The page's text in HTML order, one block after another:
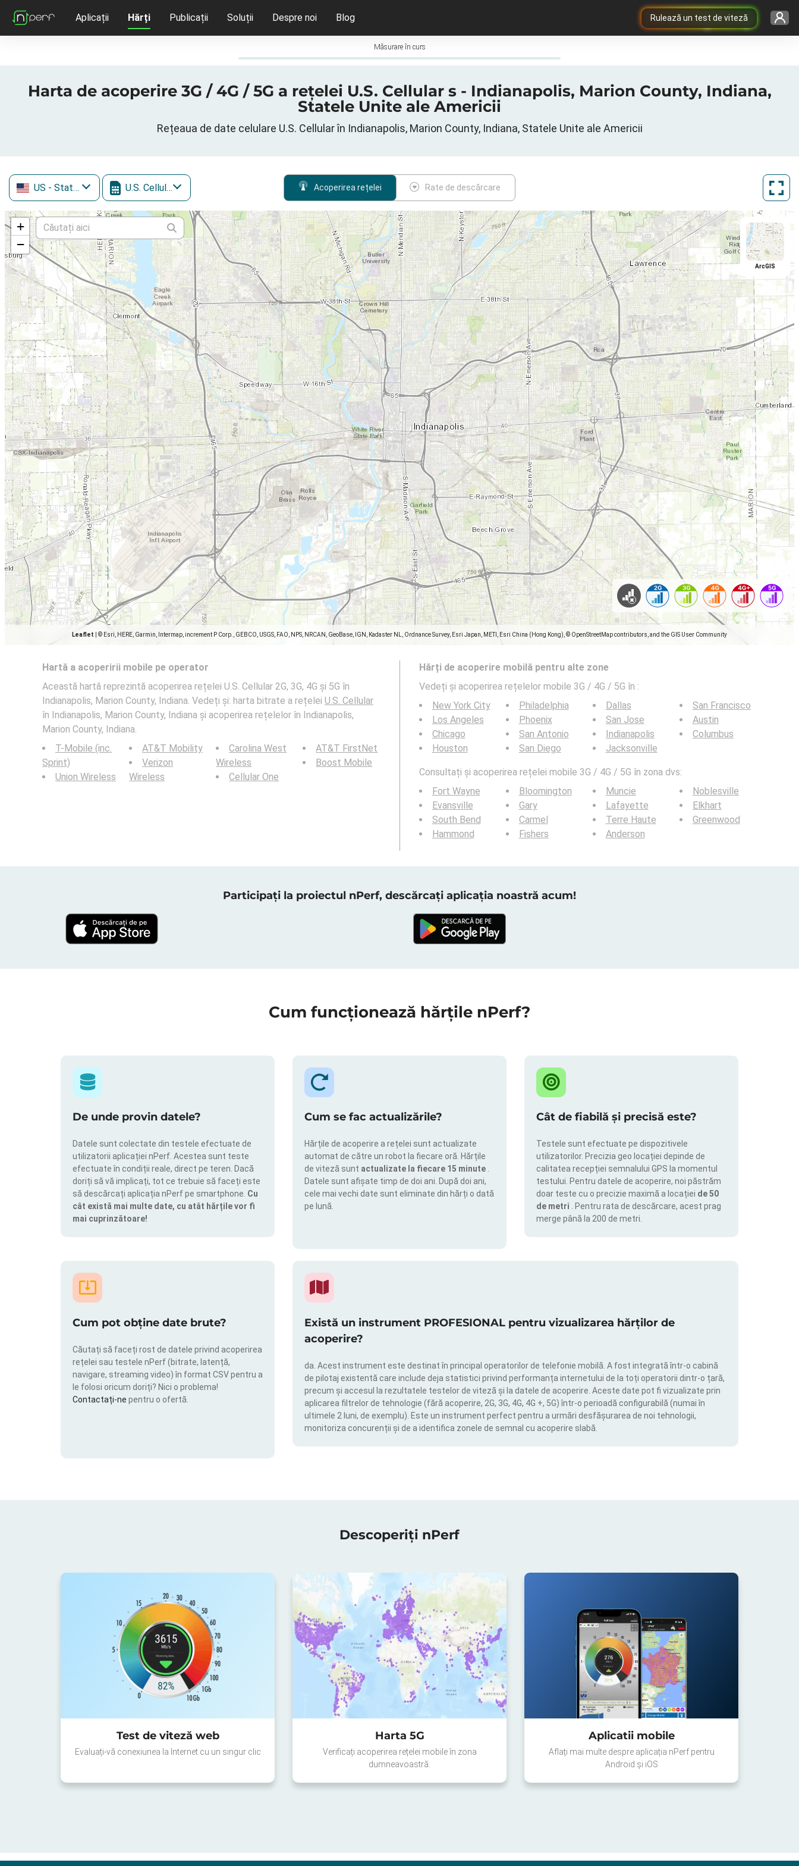
Rulează un test de viteză
Aplicații Hărți Publicații Soluții Despre noi Blog
Măsurare în curs
Harta de acoperire 3G / 4G / 5G a rețelei U.S. Cellular s - Indianapolis, Marion County, Indiana,
Statele Unite ale Americii
Rețeaua de date celulare U.S. Cellular în Indianapolis, Marion County, Indiana, Statele Unite ale Americii
US - Statele Unite ale Americii U.S. Cellular Acoperirea rețelei Rate de descărcare
+
−
Leaflet © Esri, HERE, Garmin, Intermap, increment P Corp., GEBCO, USGS, FAO, NPS, NRCAN, GeoBase, IGN, Kadaster NL, Ordnance Survey, Esri Japan, METI, Esri China (Hong Kong), © OpenStreetMap contributors, and the GIS User Community
ArcGIS
Hartă a acoperirii mobile pe operator
Această hartă reprezintă acoperirea rețelei U.S. Cellular 2G, 3G, 4G și 5G în
Indianapolis, Marion County, Indiana. Vedeți și: harta bitrate a rețelei U.S. Cellular
în Indianapolis, Marion County, Indiana și acoperirea rețelelor în Indianapolis,
Marion County, Indiana.
T-Mobile (inc.
Sprint)
Union Wireless
AT&T Mobility
Verizon
Wireless
Carolina West
Wireless
Cellular One
AT&T FirstNet
Boost Mobile
Hărți de acoperire mobilă pentru alte zone
Vedeți și acoperirea rețelelor mobile 3G / 4G / 5G în :
New York City
Los Angeles
Chicago
Houston
Philadelphia
Phoenix
San Antonio
San Diego
Dallas
San Jose
Indianapolis
Jacksonville
San Francisco
Austin
Columbus
Consultați și acoperirea rețelei mobile 3G / 4G / 5G în zona dvs:
Fort Wayne
Evansville
South Bend
Hammond
Bloomington
Gary
Carmel
Fishers
Muncie
Lafayette
Terre Haute
Anderson
Noblesville
Elkhart
Greenwood
Participați la proiectul nPerf, descărcați aplicația noastră acum!
Cum funcționează hărțile nPerf?
De unde provin datele?
Datele sunt colectate din testele efectuate de
utilizatorii aplicației nPerf. Acestea sunt teste
efectuate în condiții reale, direct pe teren. Dacă
doriți să vă implicați, tot ce trebuie să faceți este
să descărcați aplicația nPerf pe smartphone. Cu
cât există mai multe date, cu atât hărțile vor fi
mai cuprinzătoare!
Cum se fac actualizările?
Hărțile de acoperire a rețelei sunt actualizate
automat de către un robot la fiecare oră. Hărțile
de viteză sunt actualizate la fiecare 15 minute
Datele sunt afișate timp de doi ani. După doi ani,
cele mai vechi date sunt eliminate din hărți o dată
pe lună.
Cât de fiabilă și precisă este?
Testele sunt efectuate pe dispozitivele
utilizatorilor. Precizia geo locației depinde de
calitatea recepției semnalului GPS la momentul
testului. Pentru datele de acoperire, noi păstrăm
doar teste cu o precizie maximă a locației de 50
de metri
. Pentru rata de descărcare, acest prag
merge până la 200 de metri.
Cum pot obține date brute?
Căutați să faceți rost de datele privind acoperirea
rețelei sau testele nPerf (bitrate, latență,
navigare, streaming video) în format CSV pentru a
le folosi oricum doriți? Nici o problema!
Contactați-ne pentru o ofertă.
Există un instrument PROFESIONAL pentru vizualizarea hărților de
acoperire?
da. Acest instrument este destinat în principal operatorilor de telefonie mobilă. A fost integrată într-o cabină
de pilotaj existentă care include deja statistici privind performanța internetului de la toți operatorii dintr-o țară,
precum și accesul la rezultatele testelor de viteză și la datele de acoperire. Aceste date pot fi vizualizate prin
aplicarea filtrelor de tehnologie (fără acoperire, 2G, 3G, 4G, 4G +, 5G) într-o perioadă configurabilă (numai în
ultimele 2 luni, de exemplu). Este un instrument perfect pentru a urmări desfășurarea de noi tehnologii,
monitoriza concurenții și de a identifica zonele de semnal cu acoperire slabă.
Descoperiți nPerf
Test de viteză web
Evaluați-vă conexiunea la Internet cu un singur clic
Harta 5G
Verificați acoperirea rețelei mobile în zona
dumneavoastră.
Aplicatii mobile
Aflați mai multe despre aplicația nPerf pentru
Android și iOS